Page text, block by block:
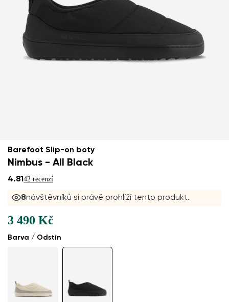
Barefoot Slip-on boty
Nimbus - All Black
4.8142 recenzí
8návštěvníků si právě prohlíží tento produkt.
Barva / Odstín
3 490 Kč